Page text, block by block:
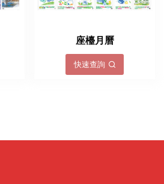
座檯月曆
快速查詢